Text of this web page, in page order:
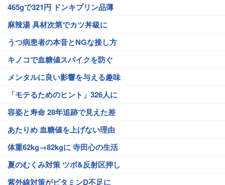
465gで321円 ドンキプリン品薄
麻辣湯 具材次第でカツ丼級に
うつ病患者の本音とNGな接し方
キノコで血糖値スパイクを防ぐ
メンタルに良い影響を与える趣味
「モテるためのヒント」326人に
容姿と寿命 28年追跡で見えた差
あたりめ 血糖値を上げない理由
体重62kg→82kgに 寺田心の生活
夏のむくみ対策 ツボ&反射区押し
紫外線対策がビタミンD不足に